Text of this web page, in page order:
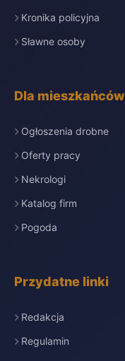
Kronika policyjna
Sławne osoby
Dla mieszkańców
Ogłoszenia drobne
Oferty pracy
Nekrologi
Katalog firm
Pogoda
Przydatne linki
Redakcja
Regulamin